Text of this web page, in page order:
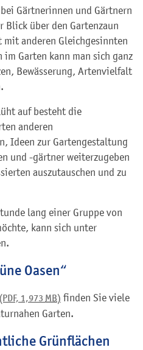
Gärtnerinnen und Gärtnern
über den Gartenzaun
anderen Gleichgesinnten
Garten kann man sich ganz
Bewässerung, Artenvielfalt
auf besteht die
anderen
Ideen zur Gartengestaltung
und -gärtner weiterzugeben
auszutauschen und zu
lang einer Gruppe von
kann sich unter
Oasen“
(PDF, 1,973 MB) finden Sie viele
Garten.
Grünflächen